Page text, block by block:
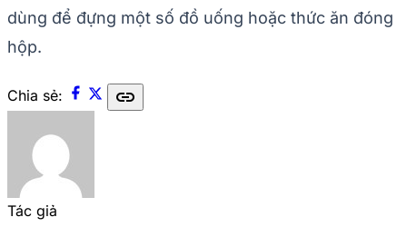
dùng để đựng một số đồ uống hoặc thức ăn đóng
hộp.
Chia sẻ: link
Tác giả